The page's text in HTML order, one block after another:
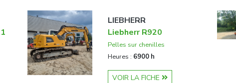
LIEBHERR
Liebherr R920
Pelles sur chenilles
Heures : 6900 h
VOIR LA FICHE